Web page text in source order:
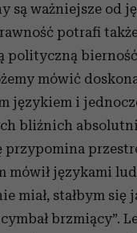
są ważniejsze od
potrafi
polityczną
mówić
językiem i
bliźnich
przypomina
mówił językami
miał, stałbym się
brzmiący”.